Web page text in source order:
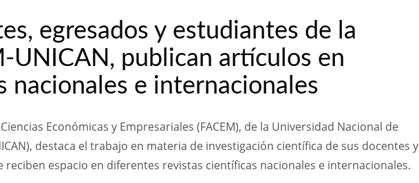
egresados y estudiantes de la
UNICAN, publican artículos en
nacionales e internacionales
Económicas y Empresariales (FACEM), de la Universidad Nacional de
destaca el trabajo en materia de investigación científica de sus docentes y
reciben espacio en diferentes revistas científicas nacionales e internacionales.